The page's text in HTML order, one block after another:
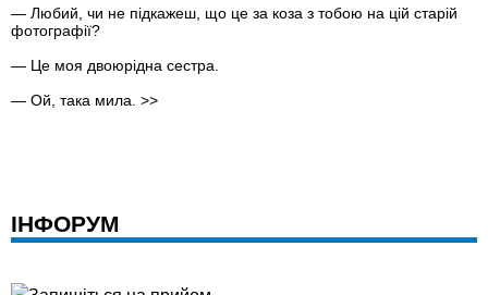
— Любий, чи не підкажеш, що це за коза з тобою на цій старій
фотографії?
— Це моя двоюрідна сестра.
— Ой, така мила. >>
ІНФОРУМ